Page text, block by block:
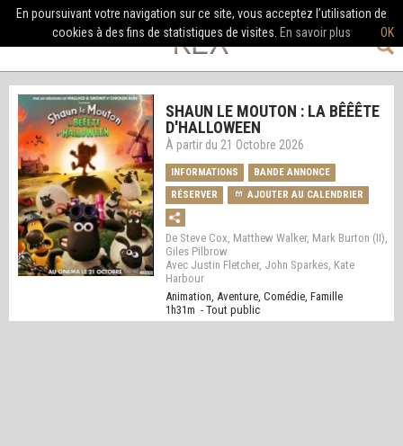
SHAUN LE MOUTON : LA BÊÊÊTE
D'HALLOWEEN
À partir du 21 Octobre 2026
INFORMATIONS
BANDE ANNONCE
RÉSERVER
AJOUTER AU CALENDRIER
De Steve Cox, Matthew Walker, Mark Burton (II),
Giles Pilbrow
Avec Justin Fletcher, John Sparkes, Kate
Harbour
Animation, Aventure, Comédie, Famille
1h31m - Tout public
OK
En poursuivant votre navigation sur ce site, vous acceptez l’utilisation de
cookies à des fins de statistiques de visites. En savoir plus